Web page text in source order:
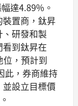
達4.89%。
置商，鈦昇
研發和製
到鈦昇在
位，預計到
此，券商維持
設立目標價